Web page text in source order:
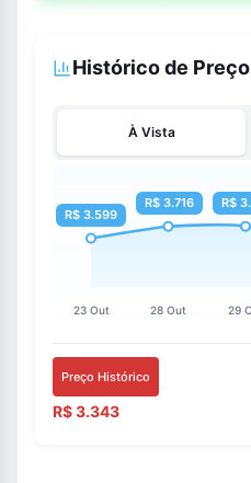
Histórico de Preço
À Vista
Preço Histórico
R$ 3.343